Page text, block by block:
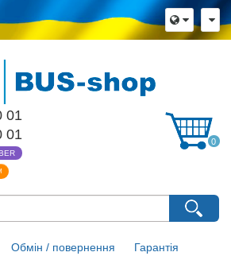
01
01
0
Обмін / повернення
Гарантія